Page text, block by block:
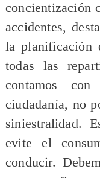
concientización
accidentes,
la planificación
todas las
contamos
ciudadanía, no
siniestralidad.
evite el
conducir.